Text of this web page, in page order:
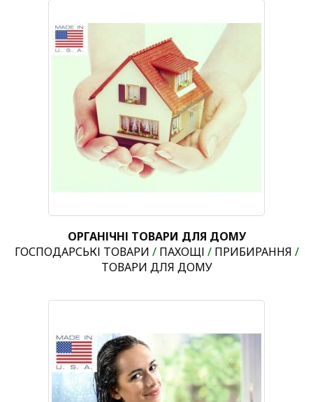
ОРГАНІЧНІ ТОВАРИ ДЛЯ ДОМУ
ГОСПОДАРСЬКІ ТОВАРИ / ПАХОЩІ / ПРИБИРАННЯ /
ТОВАРИ ДЛЯ ДОМУ